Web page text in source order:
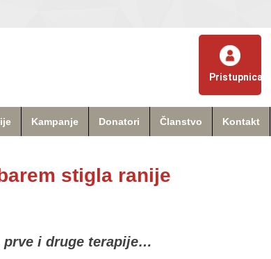
Pristupnica
Kampanje Donatori Članstvo Kontakt
stigla ranije
prve i druge terapije…